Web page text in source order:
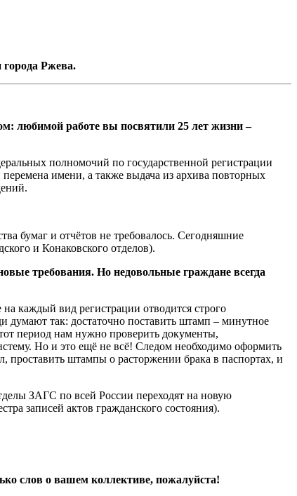
Ржева.
любимой работе вы посвятили 25 лет жизни –
полномочий по государственной регистрации
имени, а также выдача из архива повторных
бумаг и отчётов не требовалось. Сегодняшние
и Конаковского отделов).
требования. Но недовольные граждане всегда
каждый вид регистрации отводится строго
думают так: достаточно поставить штамп – минутное
период нам нужно проверить документы,
Но и это ещё не всё! Следом необходимо оформить
проставить штампы о расторжении брака в паспортах, и
ЗАГС по всей России переходят на новую
записей актов гражданского состояния).
слов о вашем коллективе, пожалуйста!